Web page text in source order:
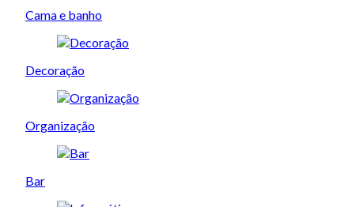
Cama e banho
Decoração
Organização
Bar